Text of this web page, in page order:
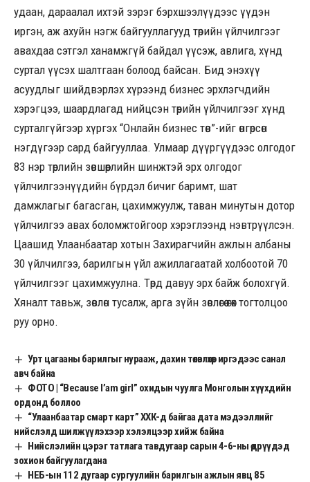
удаан, дараалал ихтэй зэрэг бэрхшээлүүдээс үүдэн
иргэн, аж ахуйн нэгж байгууллагууд төрийн үйлчилгээг
авахдаа сэтгэл ханамжгүй байдал үүсэж, авлига, хүнд
суртал үүсэх шалтгаан болоод байсан. Бид энэхүү
асуудлыг шийдвэрлэх хүрээнд бизнес эрхлэгчдийн
хэрэгцээ, шаардлагад нийцсэн төрийн үйлчилгээг хүнд
сурталгүйгээр хүргэх “Онлайн бизнес төв”-ийг өнгөрсөн
нэгдүгээр сард байгууллаа. Улмаар дүүргүүдээс олгодог
83 нэр төрлийн зөвшөөрлийн шинжтэй эрх олгодог
үйлчилгээнүүдийн бүрдэл бичиг баримт, шат
дамжлагыг багасган, цахимжуулж, таван минутын дотор
үйлчилгээ авах боломжтойгоор хэрэглээнд нэвтрүүлсэн.
Цаашид Улаанбаатар хотын Захирагчийн ажлын албаны
30 үйлчилгээ, барилгын үйл ажиллагаатай холбоотой 70
үйлчилгээг цахимжуулна. Төрд давуу эрх байж болохгүй.
Хяналт тавьж, зөвлөн тусалж, арга зүйн зөвлөгөө өгөх тогтолцоо
руу орно.
Урт цагааны барилгыг нурааж, дахин төлөвлөхөөр иргэдээс санал
авч байна
ФОТО | “Because I’am girl” охидын чуулга Монголын хүүхдийн
ордонд боллоо
“Улаанбаатар смарт карт” ХХК-д байгаа дата мэдээллийг
нийслэлд шилжүүлэхээр хэлэлцээр хийж байна
Нийслэлийн цэрэг татлага тавдугаар сарын 4-6-ны өдрүүдэд
зохион байгуулагдана
НЕБ-ын 112 дугаар сургуулийн барилгын ажлын явц 85